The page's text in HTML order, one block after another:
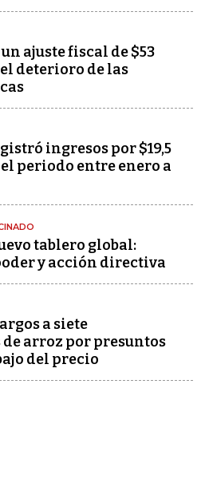
ajuste fiscal de $53
deterioro de las
ingresos por $19,5
periodo entre enero a
tablero global:
y acción directiva
a siete
arroz por presuntos
del precio